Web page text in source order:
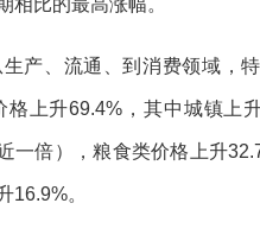
相比的最高涨幅。
产、流通、到消费领域，
上升69.4%，其中城镇上
一倍），粮食类价格上升
16.9%。